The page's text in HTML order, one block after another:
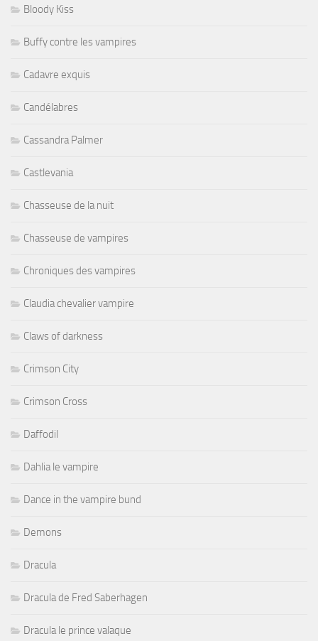
Bloody Kiss
Buffy contre les vampires
Cadavre exquis
Candélabres
Cassandra Palmer
Castlevania
Chasseuse de la nuit
Chasseuse de vampires
Chroniques des vampires
Claudia chevalier vampire
Claws of darkness
Crimson City
Crimson Cross
Daffodil
Dahlia le vampire
Dance in the vampire bund
Demons
Dracula
Dracula de Fred Saberhagen
Dracula le prince valaque